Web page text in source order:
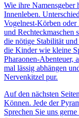
Wie ihre Namensgeber
Innenleben.
Vogelnest-Körben
und Rechteckmaschen
die nötige Stabilität
die Kinder wie kleine
Pharaonen-Abenteuer,
mal lässig abhängen
Nervenkitzel pur.
Auf den nächsten
Können. Jede der
Sprechen Sie uns